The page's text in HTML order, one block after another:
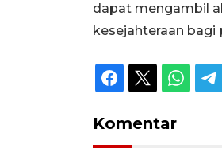
dapat mengambil
kesejahteraan bagi
Komentar